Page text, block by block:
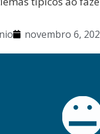
novembro 6,